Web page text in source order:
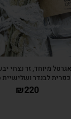
מיוחד, זר נצחי
לבנדר ושלישיית
₪220